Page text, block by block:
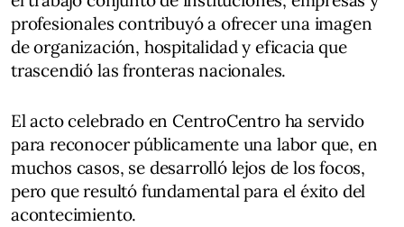
profesionales contribuyó a ofrecer una imagen
de organización, hospitalidad y eficacia que
trascendió las fronteras nacionales.
El acto celebrado en CentroCentro ha servido
para reconocer públicamente una labor que, en
muchos casos, se desarrolló lejos de los focos,
pero que resultó fundamental para el éxito del
acontecimiento.